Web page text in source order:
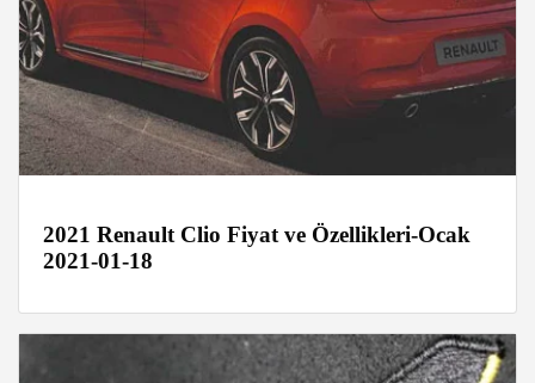
2021 Renault Clio Fiyat ve Özellikleri-Ocak
2021-01-18